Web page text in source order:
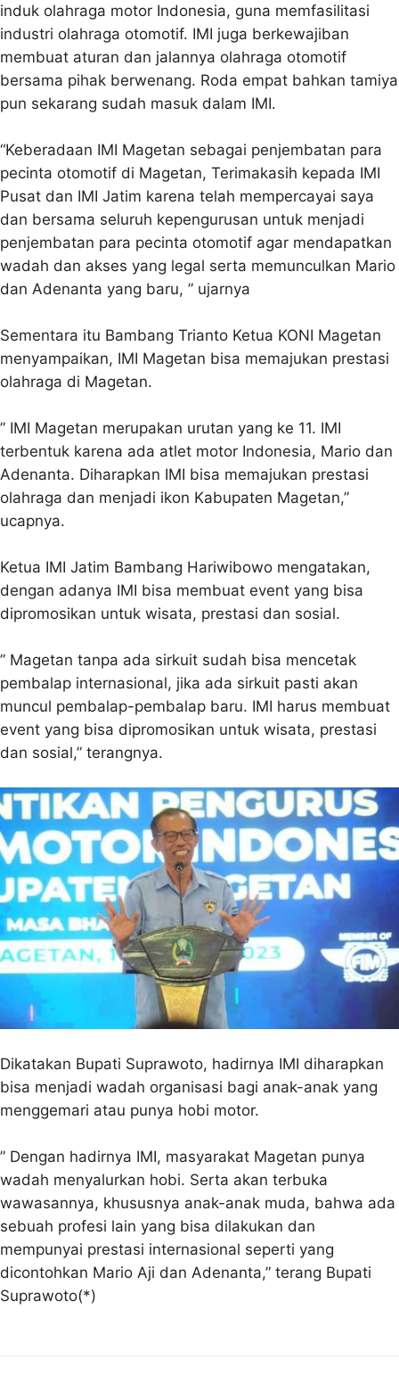
induk olahraga motor Indonesia, guna memfasilitasi
industri olahraga otomotif. IMI juga berkewajiban
membuat aturan dan jalannya olahraga otomotif
bersama pihak berwenang. Roda empat bahkan tamiya
pun sekarang sudah masuk dalam IMI.
“Keberadaan IMI Magetan sebagai penjembatan para
pecinta otomotif di Magetan, Terimakasih kepada IMI
Pusat dan IMI Jatim karena telah mempercayai saya
dan bersama seluruh kepengurusan untuk menjadi
penjembatan para pecinta otomotif agar mendapatkan
wadah dan akses yang legal serta memunculkan Mario
dan Adenanta yang baru, ” ujarnya
Sementara itu Bambang Trianto Ketua KONI Magetan
menyampaikan, IMI Magetan bisa memajukan prestasi
olahraga di Magetan.
” IMI Magetan merupakan urutan yang ke 11. IMI
terbentuk karena ada atlet motor Indonesia, Mario dan
Adenanta. Diharapkan IMI bisa memajukan prestasi
olahraga dan menjadi ikon Kabupaten Magetan,”
ucapnya.
Ketua IMI Jatim Bambang Hariwibowo mengatakan,
dengan adanya IMI bisa membuat event yang bisa
dipromosikan untuk wisata, prestasi dan sosial.
” Magetan tanpa ada sirkuit sudah bisa mencetak
pembalap internasional, jika ada sirkuit pasti akan
muncul pembalap-pembalap baru. IMI harus membuat
event yang bisa dipromosikan untuk wisata, prestasi
dan sosial,” terangnya.
Dikatakan Bupati Suprawoto, hadirnya IMI diharapkan
bisa menjadi wadah organisasi bagi anak-anak yang
menggemari atau punya hobi motor.
” Dengan hadirnya IMI, masyarakat Magetan punya
wadah menyalurkan hobi. Serta akan terbuka
wawasannya, khususnya anak-anak muda, bahwa ada
sebuah profesi lain yang bisa dilakukan dan
mempunyai prestasi internasional seperti yang
dicontohkan Mario Aji dan Adenanta,” terang Bupati
Suprawoto(*)